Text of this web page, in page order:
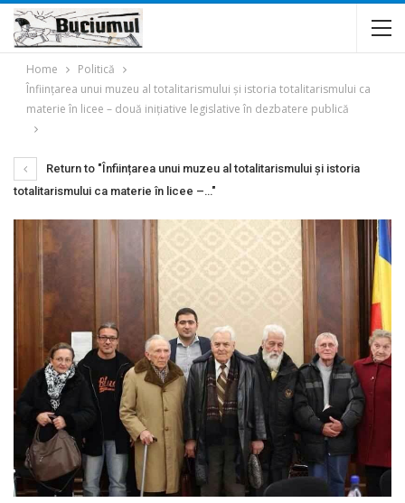
Home
Politică
Înființarea unui muzeu al totalitarismului şi istoria totalitarismului ca
materie în licee – două inițiative legislative în dezbatere publică
Return to "Înființarea unui muzeu al totalitarismului şi istoria
totalitarismului ca materie în licee –…"